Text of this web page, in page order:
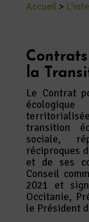
Accueil >
la
Le Contrat
transition
sociale,
réciproques
et de ses
Conseil
2021 et
Occitanie,
le Président